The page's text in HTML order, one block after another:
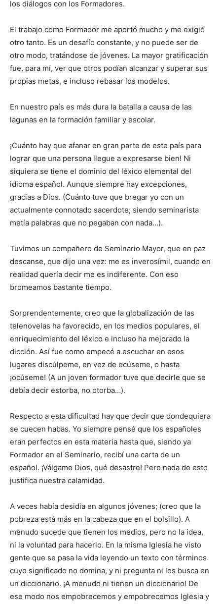
los diálogos con los Formadores.
El trabajo como Formador me aportó mucho y me exigió
otro tan­to. Es un desafío constante, y no puede ser de
otro modo, tratándose de jóvenes. La mayor gratificación
fue, para mí, ver que otros podían alcanzar y superar sus
propias me­tas, e incluso rebasar los modelos.
En nuestro país es más dura la batalla a causa de las
lagunas en la formación familiar y escolar.
¡Cuánto hay que afanar en gran parte de este país para
lograr que una persona llegue a expresarse bien! Ni
siquiera se tiene el domi­nio del léxico elemental del
idioma español. Aunque siempre hay ex­cep­ciones,
gracias a Dios. (Cuánto tuve que bregar yo con un
actualmente connotado sacerdote; siendo seminarista
metía palabras que no pegaban con nada…).
Tuvimos un compañero de ­Seminario Mayor, que en paz
descanse, que dijo una vez: me es inve­rosímil, cuando en
realidad quería decir me es indiferente. Con eso
bromeamos bastante tiempo.
Sorprendentemente, creo que la globalización de las
telenovelas ha favorecido, en los medios popula­res, el
enriquecimiento del léxico e incluso ha mejorado la
dicción. Así fue como empecé a escuchar en esos
lugares discúlpeme, en vez de ecúseme, o hasta
¡ocúseme! (A un joven formador tuve que decirle que se
debía decir estorba, no otorba…).
Respecto a esta dificultad hay que decir que dondequiera
se cuecen habas. Yo siempre pensé que los españoles
eran perfectos en esta materia hasta que, siendo ya
Forma­dor en el Seminario, recibí una carta de un
español. ¡Válgame Dios, qué desastre! Pero nada de esto
justifica nuestra calamidad.
A veces había desidia en algu­nos jóvenes; (creo que la
pobreza está más en la cabeza que en el bolsillo). A
menudo sucede que tienen los medios, pero no la idea,
ni la vo­luntad para hacerlo. En la misma Iglesia he visto
gente que se pasa la vida leyendo un texto con términos
cuyo significado no domina, y ni pregunta ni los busca en
un diccio­nario. ¡A menudo ni tienen un diccionario! De
ese modo nos empobrecemos y empobrecemos Iglesia y